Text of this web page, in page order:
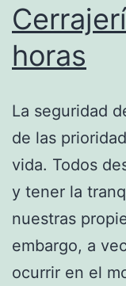
horas
La seguridad
de las
vida. Todos
y tener la
nuestras
embargo, a
ocurrir en el